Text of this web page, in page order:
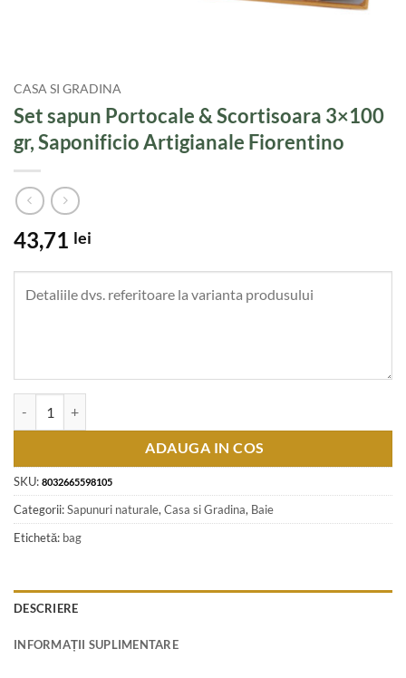
CASA SI GRADINA
Set sapun Portocale & Scortisoara 3×100
gr, Saponificio Artigianale Fiorentino
43,71 lei
ADAUGA IN COS
SKU: 8032665598105
Categorii:Sapunuri naturale, Casa si Gradina, Baie
Etichetă: bag
DESCRIERE
INFORMAȚII SUPLIMENTARE